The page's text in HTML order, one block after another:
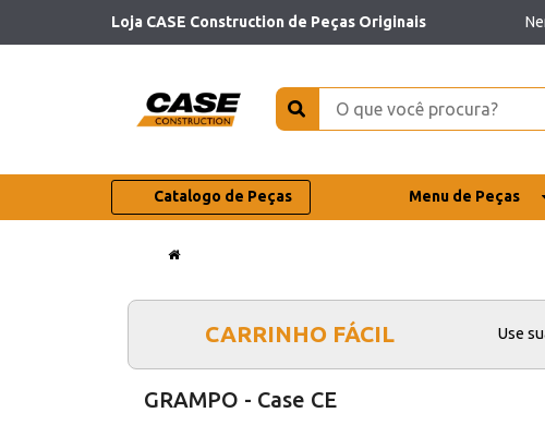
Loja CASE Construction de Peças Originais
Catalogo de Peças Menu de Peças
CARRINHO FÁCIL Use
GRAMPO - Case CE